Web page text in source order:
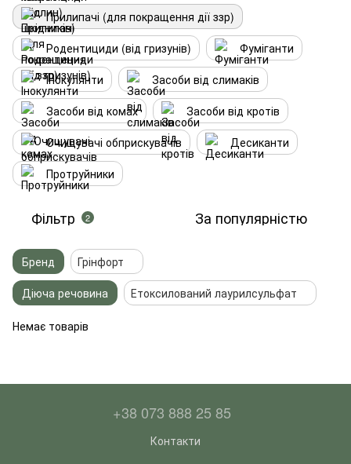
Прилипачі (для покращення дії ззр)
Родентициди (від гризунів)
Фуміганти
Інокулянти
Засоби від слимаків
Засоби від комах
Засоби від кротів
Очищувачі обприскувачів
Десиканти
Протруйники
Фільтр 2 За популярністю
Бренд
Грінфорт
Діюча речовина
Етоксилований лаурилсульфат
Немає товарів
+38 073 888 25 85
Контакти